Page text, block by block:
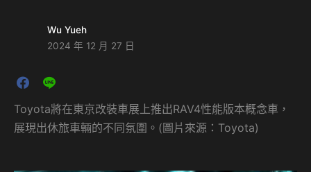
Wu Yueh
2024 年 12 月 27 日
Toyota將在東京改裝車展上推出RAV4性能版本概念車，
展現出休旅車輛的不同氛圍。(圖片來源：Toyota)